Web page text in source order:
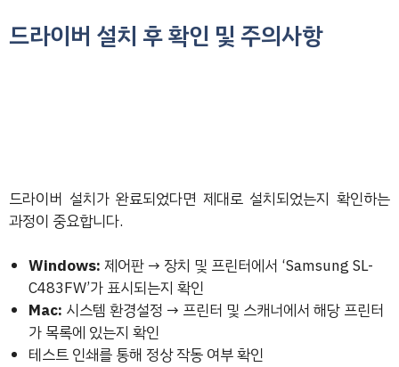
드라이버 설치 후 확인 및 주의사항
드라이버 설치가 완료되었다면 제대로 설치되었는지 확인하는
과정이 중요합니다.
Windows: 제어판 → 장치 및 프린터에서 ‘Samsung SL-
C483FW’가 표시되는지 확인
Mac: 시스템 환경설정 → 프린터 및 스캐너에서 해당 프린터
가 목록에 있는지 확인
테스트 인쇄를 통해 정상 작동 여부 확인